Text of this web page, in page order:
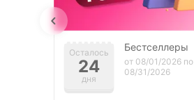
Осталось
24
дня
Бестселлеры
от 08/01/2026 по
08/31/2026